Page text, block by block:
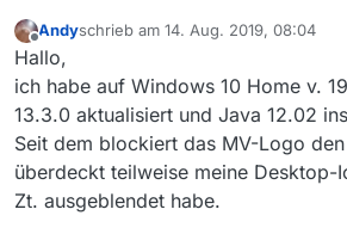
Offline
Andyschrieb am 14. Aug. 2019, 08:04
zuletzt editiert von
Hallo,
ich habe auf Windows 10 Home v.
13.3.0 aktualisiert und Java 12.02
Seit dem blockiert das MV-Logo
überdeckt teilweise meine Desktop-
Zt. ausgeblendet habe.